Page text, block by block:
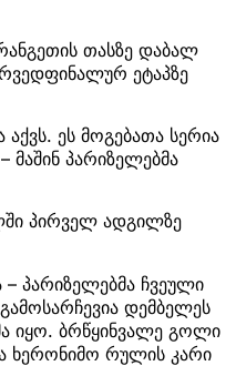
თასზე დაბალ
ეტაპზე
აქვს. ეს მოგებათა სერია
მაშინ პარიზელებმა
პირველ ადგილზე
– პარიზელებმა ჩვეული
დემბელეს
იყო. ბრწყინვალე გოლი
ხერონიმო რულის კარი